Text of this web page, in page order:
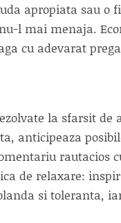
apropiata sau o
l mai menaja.
cu adevarat
la sfarsit de
anticipeaza
rautacios
de relaxare:
si toleranta,